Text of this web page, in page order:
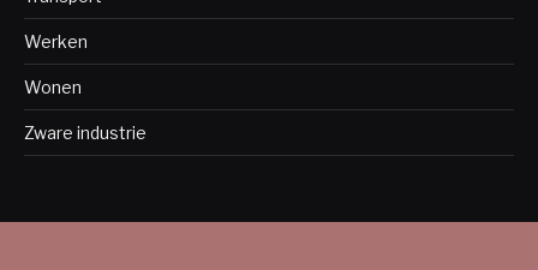
Werken
Wonen
Zware industrie